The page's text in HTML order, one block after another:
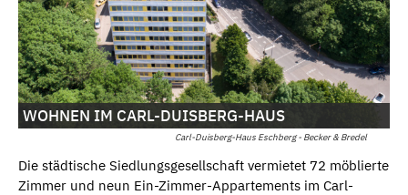
Carl-Duisberg-Haus Eschberg - Becker & Bredel
WOHNEN IM CARL-DUISBERG-HAUS
Die städtische Siedlungsgesellschaft vermietet 72 möblierte
Zimmer und neun Ein-Zimmer-Appartements im Carl-